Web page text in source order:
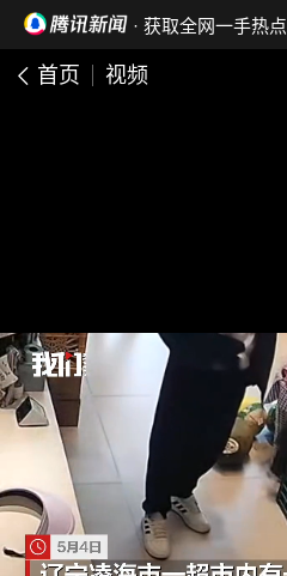
· 获取全网一手热点
首页 视频